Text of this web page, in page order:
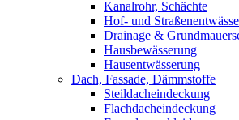
Kanalrohr, Schächte
Hof- und
Drainage &
Hausbewässerung
Hausentwässerung
Dach, Fassade, Dämmstoffe
Steildacheindeckung
Flachdacheindeckung